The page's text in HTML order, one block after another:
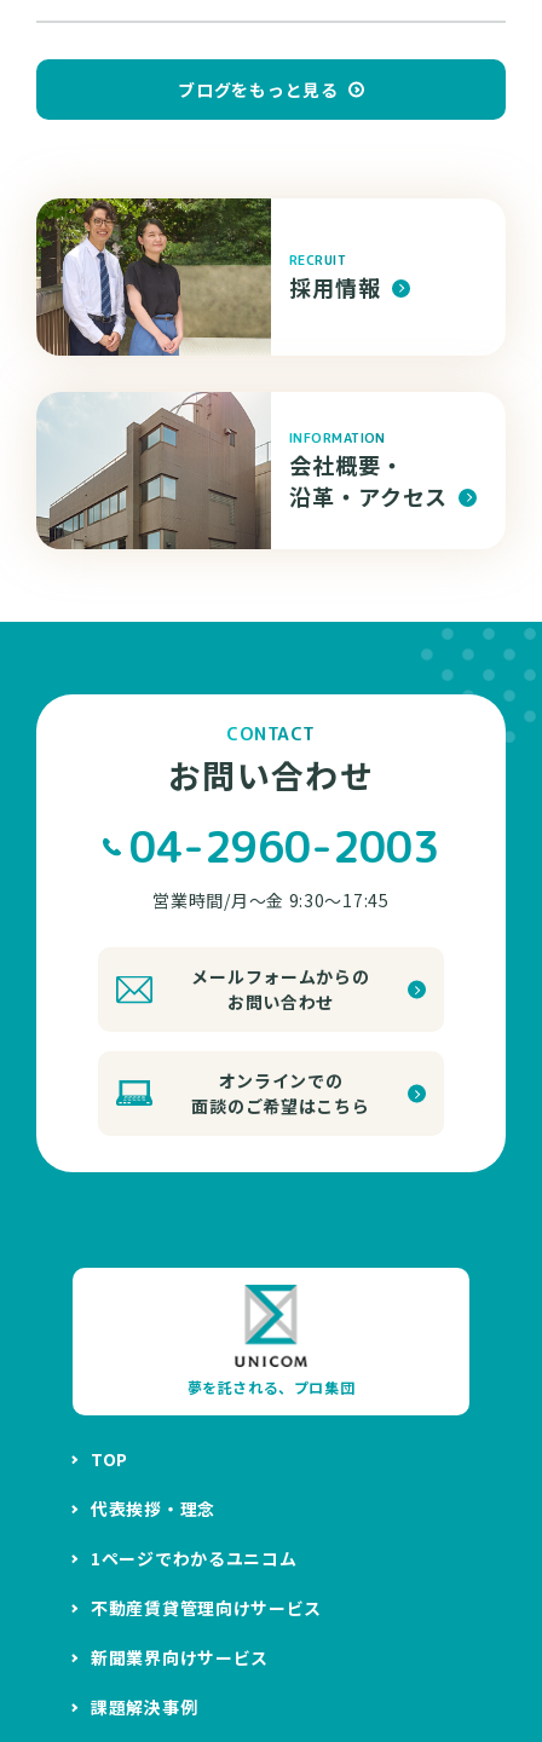
ブログをもっと見る
RECRUIT
採用情報
INFORMATION
会社概要・
沿革・ アクセス
CONTACT
お問い合わせ
04-2960-2003
営業時間/月～金 9:30～17:45
メールフォームからの
お問い合わせ
オンラインでの
面談のご希望はこちら
夢を託される、プロ集団
TOP
代表挨拶・理念
1ページでわかるユニコム
不動産賃貸管理向けサービス
新聞業界向けサービス
課題解決事例